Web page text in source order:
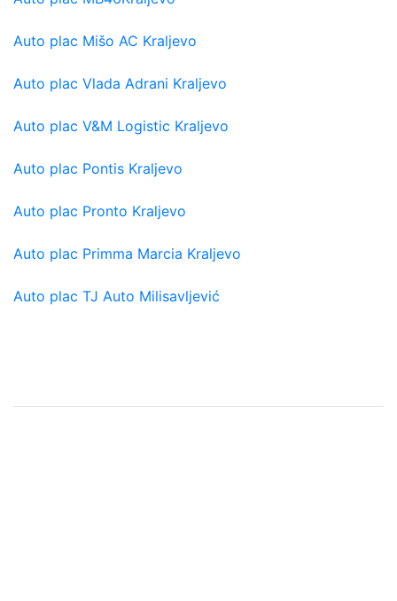
Auto plac Mišo AC Kraljevo
Auto plac Vlada Adrani Kraljevo
Auto plac V&M Logistic Kraljevo
Auto plac Pontis Kraljevo
Auto plac Pronto Kraljevo
Auto plac Primma Marcia Kraljevo
Auto plac TJ Auto Milisavljević